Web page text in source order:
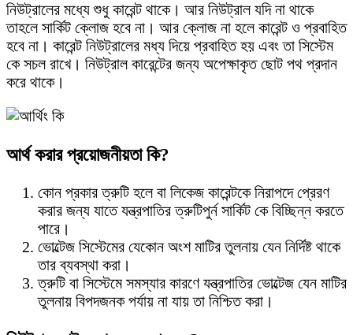
নিউট্রালের মধ্যে শুধু কারেন্ট থাকে। আর নিউট্রাল যদি না থাকে
তাহলে সার্কিট ক্লোজ হবে না। আর ক্লোজ না হলে কারেন্ট ও প্রবাহিত
হবে না। কারেন্ট নিউট্রালের মধ্য দিয়ে প্রবাহিত হয় এবং তা সিস্টেম
কে সচল রাখে। নিউট্রাল কারেন্টের জন্য অপেক্ষাকৃত ছোট পথ প্রদান
করে থাকে।
আর্থ করার প্রয়োজনীয়তা কি?
কোন প্রকার ত্রুটি হলে বা লিকেজ কারেন্টকে নিরাপদে প্রেরণ
করার জন্য যাতে যন্ত্রপাতির ত্রুটিপুর্ন সার্কিট কে বিচ্ছিন্ন করতে
পারে।
ভোল্টেজ সিস্টেমের যেকোন অংশ মাটির তুলনায় যেন নির্দিষ্ট থাকে
তার ব্যবস্থা করা।
ত্রুটি বা সিস্টেমে সমস্যার কারণে যন্ত্রপাতির ভোল্টেজ যেন মাটির
তুলনায় বিপদজনক পর্যায় না যায় তা নিশ্চিত করা।